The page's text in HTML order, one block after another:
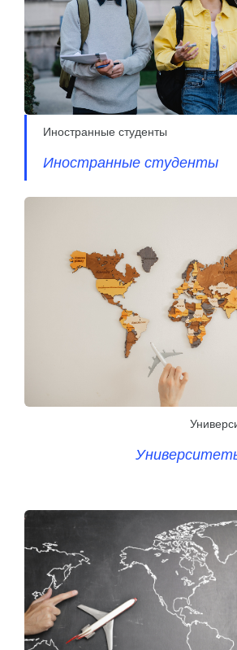
Иностранные студенты
Иностранные студенты